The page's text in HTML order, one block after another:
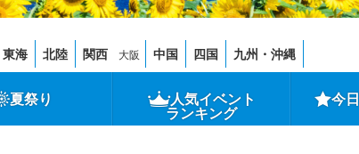
東海 北陸 関西 大阪 中国 四国 九州・沖縄
夏祭り 人気イベント
ランキング
今